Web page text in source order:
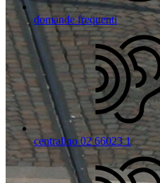
domande frequenti
centralino 02 66023 1